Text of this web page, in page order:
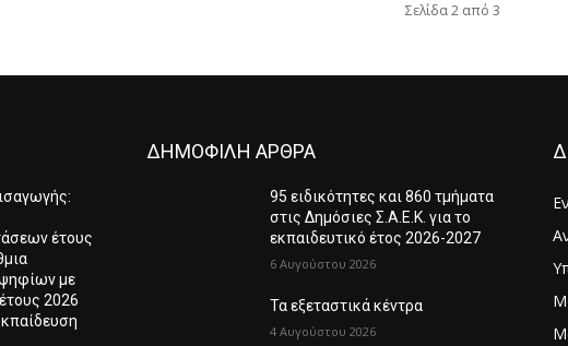
Σελίδα 2 από 3
έτους
με
2026
ΔΗΜΟΦΙΛΗ ΑΡΘΡΑ
95 ειδικότητες και 860 τμήματα
στις Δημόσιες Σ.Α.Ε.Κ. για το
εκπαιδευτικό έτος 2026-2027
6 Αυγούστου 2026
Τα εξεταστικά κέντρα
4 Αυγούστου 2026